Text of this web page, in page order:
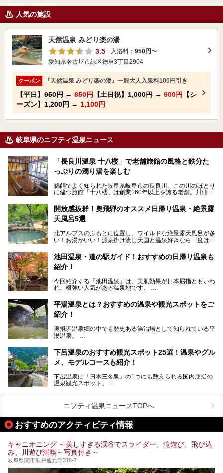
人気の施設
天然温泉 みどり楽の湯
3.5
入浴料： 950円〜
愛知県名古屋市緑区徳重3丁目2904
クーポン 『天然温泉 みどり楽の湯』一般大人入泉料100円引き
【平日】 950円 → 850円 【土日祝】 1,000円 → 900円
【シ
ーズン】 1,200円 → 1,100円
岐阜県のニフティ温泉ニュース
「長良川温泉 十八楼」で老舗旅館の風格と鉄分た
っぷりの濁り湯を楽しむ
鵜飼でよく知られた岐阜県岐阜市の長良川。この川のほとり
に建つ旅館「十八楼」は創業160年以上を誇る老舗。川側の
濁り湯で、地産地消にこだわった食事も定評があります。
そして大浴場は日帰り入浴もできるんですよ。泊まりでも日
岐阜の手仕事に触れる旅とともに楽しんでみてはいかがでし
ょう！
───
提供元：岐阜県【PR】
この記事は岐阜県のPR記事です。
開放感抜群！奥飛騨のオススメ日帰り温泉・絶景露
天風呂5選
北アルプスのふもとに位置し、ワイルドな絶景露天風呂が多
い！お湯がいい！源泉掛け流し天国と温泉好きなら一度は行
「平湯温泉」「福地温泉」「新平湯温泉」「栃尾温泉」「新
穂高温泉」と5つの温泉地を総称して奥飛騨温泉郷と呼びま
風呂を5ヶ所ご紹介したいと思います。いずれも素晴らしい
温泉ですよ！
池田温泉・道の駅ガイド！おすすめの日帰り温泉も
紹介！
今回紹介する「池田温泉」は、美肌効果が日本屈指ともいわ
れ、根強い人気がある温泉地です。
温泉旅として利用することができます。
池田温泉には道の駅があるなど、温泉、観光、買い物と、さ
そんな池田温泉の魅力を詳しく紹介していきます！
平湯温泉とは？おすすめの温泉や観光スポットをご
紹介！
奥飛騨温泉郷の中でも歴史ある湯治場として知られている平
湯温泉。
らの利用客も増え、ますます賑わいを見せています。そこで
今回は、平湯温泉の観光スポットとおすすめの温泉施設を紹
介します。気になる温泉をぜひチェックしてみてください。
下呂温泉のおすすめ観光スポット25選！温泉やグル
メ、モデルコースも紹介！
下呂温泉は「日本三名泉」の1つにも数えられる国内屈指の
温泉観光スポット。
のグルメを楽しんだり、周辺にある名所にも足を伸ばしたり
したいもの。
本記事では、下呂温泉エリアにあるおすすめの観光スポット
をご紹介するとともに散策する際のモデルコースもご提案。
下呂温泉観光をたっぷりとガイドします！
ニフティ温泉ニュースTOPへ
おすすめのアクティビティ情報
キャニオニング ～美しすぎる渓谷でスライダー、滝遊び、飛び込
み、川遊び満喫～写真付き～
岐阜県関市洞戸通元寺318-7